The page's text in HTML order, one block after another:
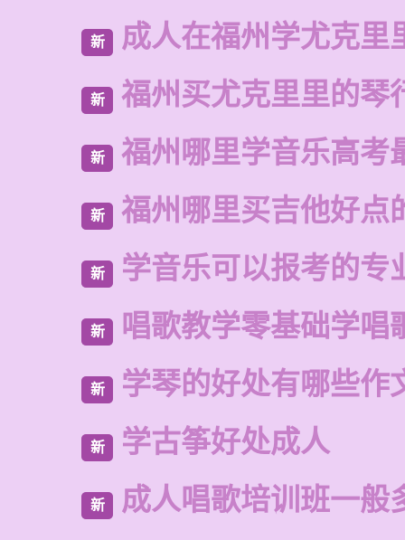
新 成人在福州学尤克里
新 福州买尤克里里的琴
新 福州哪里学音乐高考
新 福州哪里买吉他好点
新 学音乐可以报考的专
新 唱歌教学零基础学唱
新 学琴的好处有哪些作
新 学古筝好处成人
新 成人唱歌培训班一般